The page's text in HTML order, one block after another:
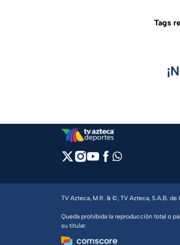
Tags
TV Azteca, M.R. & ©, TV Azteca, S.A.B.
Queda prohibida la reproducción total o
su titular.